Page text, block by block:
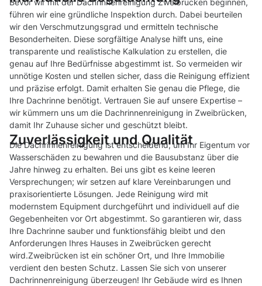
Bevor wir mit der Dachrinnenreinigung Zweibrücken beginnen,
führen wir eine gründliche Inspektion durch. Dabei beurteilen
wir den Verschmutzungsgrad und ermitteln technische
Besonderheiten. Diese sorgfältige Analyse hilft uns, eine
transparente und realistische Kalkulation zu erstellen, die
genau auf Ihre Bedürfnisse abgestimmt ist. So vermeiden wir
unnötige Kosten und stellen sicher, dass die Reinigung effizient
und präzise erfolgt. Damit erhalten Sie genau die Pflege, die
Ihre Dachrinne benötigt. Vertrauen Sie auf unsere Expertise –
wir kümmern uns um die Dachrinnenreinigung in Zweibrücken,
damit Ihr Zuhause sicher und geschützt bleibt.
Zuverlässigkeit und Qualität
Die Dachrinnenreinigung ist entscheidend, um Ihr Eigentum vor
Wasserschäden zu bewahren und die Bausubstanz über die
Jahre hinweg zu erhalten. Bei uns gibt es keine leeren
Versprechungen; wir setzen auf klare Vereinbarungen und
praxisorientierte Lösungen. Jede Reinigung wird mit
modernstem Equipment durchgeführt und individuell auf die
Gegebenheiten vor Ort abgestimmt. So garantieren wir, dass
Ihre Dachrinne sauber und funktionsfähig bleibt und den
Anforderungen Ihres Hauses in Zweibrücken gerecht
wird.Zweibrücken ist ein schöner Ort, und Ihre Immobilie
verdient den besten Schutz. Lassen Sie sich von unserer
Dachrinnenreinigung überzeugen! Ihr Gebäude wird es Ihnen